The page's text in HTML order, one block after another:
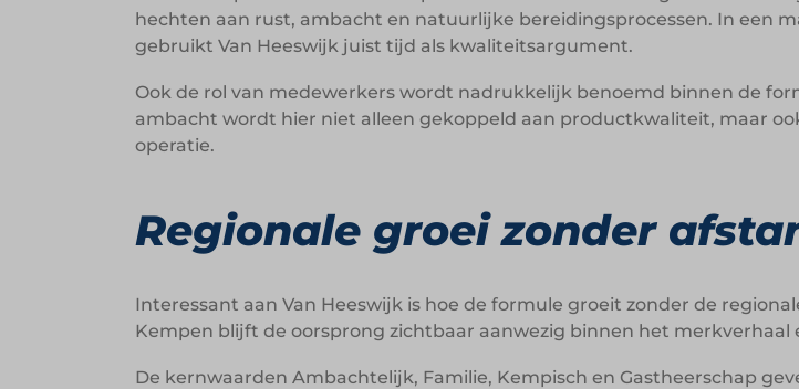
hechten aan rust, ambacht en natuurlijke bereidingsprocessen. In een
gebruikt Van Heeswijk juist tijd als kwaliteitsargument.
Ook de rol van medewerkers wordt nadrukkelijk benoemd binnen de
ambacht wordt hier niet alleen gekoppeld aan productkwaliteit, maar
operatie.
Regionale groei zonder
Interessant aan Van Heeswijk is hoe de formule groeit zonder de
Kempen blijft de oorsprong zichtbaar aanwezig binnen het merkverhaal
De kernwaarden Ambachtelijk, Familie, Kempisch en Gastheerschap